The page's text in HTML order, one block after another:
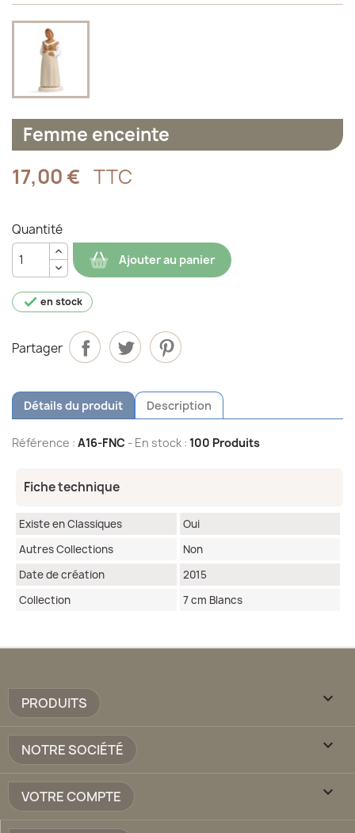
Femme enceinte
17,00 € TTC
Quantité
Ajouter au panier
 en stock
Partager
Détails du produit Description
Référence : A16-FNC - En stock : 100 Produits
Fiche technique
Existe en Classiques
Oui
Autres Collections
Non
Date de création
2015
Collection
7 cm Blancs
PRODUITS 
NOTRE SOCIÉTÉ 
VOTRE COMPTE 